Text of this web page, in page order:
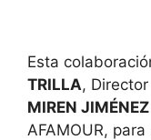
Esta
TRILLA,
MIREN
AFAMOUR,